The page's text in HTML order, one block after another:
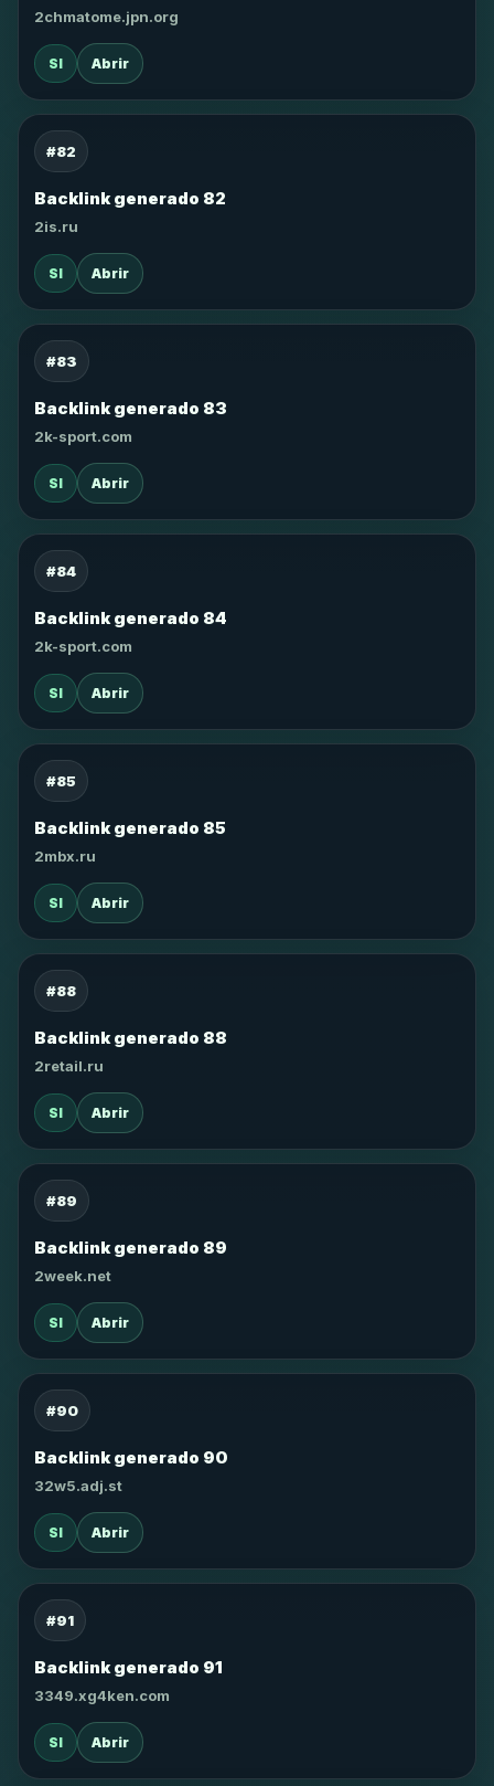
2chmatome.jpn.org
SI Abrir
#82
Backlink generado 82
2is.ru
SI Abrir
#83
Backlink generado 83
2k-sport.com
SI Abrir
#84
Backlink generado 84
2k-sport.com
SI Abrir
#85
Backlink generado 85
2mbx.ru
SI Abrir
#88
Backlink generado 88
2retail.ru
SI Abrir
#89
Backlink generado 89
2week.net
SI Abrir
#90
Backlink generado 90
32w5.adj.st
SI Abrir
#91
Backlink generado 91
3349.xg4ken.com
SI Abrir